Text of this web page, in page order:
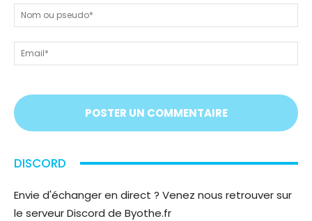
nous
tout
!
On
vous
;)
ou
DISCORD
Envie d'échanger en direct ? Venez nous retrouver sur
le serveur Discord de Byothe.fr